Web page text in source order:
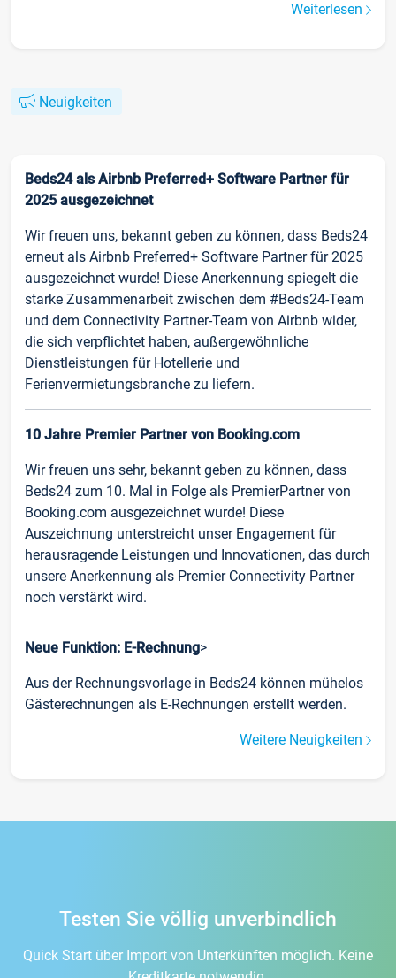
Weiterlesen
Neuigkeiten
Beds24 als Airbnb Preferred+ Software Partner für
2025 ausgezeichnet
Wir freuen uns, bekannt geben zu können, dass Beds24
erneut als Airbnb Preferred+ Software Partner für 2025
ausgezeichnet wurde! Diese Anerkennung spiegelt die
starke Zusammenarbeit zwischen dem #Beds24-Team
und dem Connectivity Partner-Team von Airbnb wider,
die sich verpflichtet haben, außergewöhnliche
Dienstleistungen für Hotellerie und
Ferienvermietungsbranche zu liefern.
10 Jahre Premier Partner von Booking.com
Wir freuen uns sehr, bekannt geben zu können, dass
Beds24 zum 10. Mal in Folge als PremierPartner von
Booking.com ausgezeichnet wurde! Diese
Auszeichnung unterstreicht unser Engagement für
herausragende Leistungen und Innovationen, das durch
unsere Anerkennung als Premier Connectivity Partner
noch verstärkt wird.
Neue Funktion: E-Rechnung>
Aus der Rechnungsvorlage in Beds24 können mühelos
Gästerechnungen als E-Rechnungen erstellt werden.
Weitere Neuigkeiten
Testen Sie völlig unverbindlich
Quick Start über Import von Unterkünften möglich. Keine